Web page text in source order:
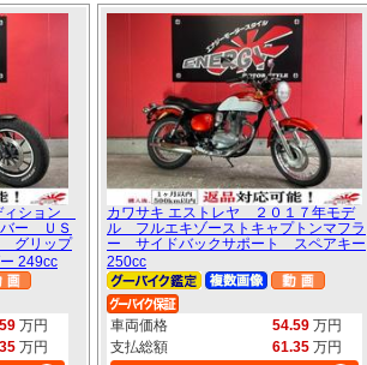
ィション
バー ＵＳ
グリップ
249cc
万円
万円
カワサキ エストレヤ ２０１７年モデ
ル フルエキゾーストキャプトンマフラ
ー サイドバックサポート スペアキー
250cc
車両価格 54.59 万円
支払総額
61.35 万円